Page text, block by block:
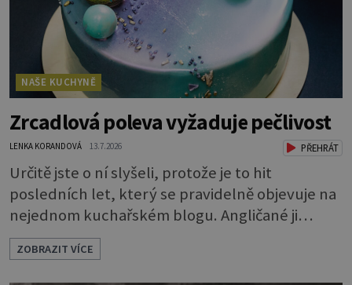
NAŠE KUCHYNĚ
Zrcadlová poleva vyžaduje pečlivost
LENKA KORANDOVÁ 13.7.2026 PŘEHRÁT
Určitě jste o ní slyšeli, protože je to hit
posledních let, který se pravidelně objevuje na
nejednom kuchařském blogu. Angličané ji
nazývají mirror glaze, tedy zrcadlová poleva, a
opravdu se jako zrcadlo blyští. Pokud vás
napadlo, že byste si ji také rádi zkusili, klidně se
ZOBRAZIT VÍCE